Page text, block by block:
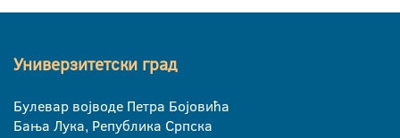
Универзитетски град
Булевар војводе Петра Бојовића
Бања Лука, Република Српска